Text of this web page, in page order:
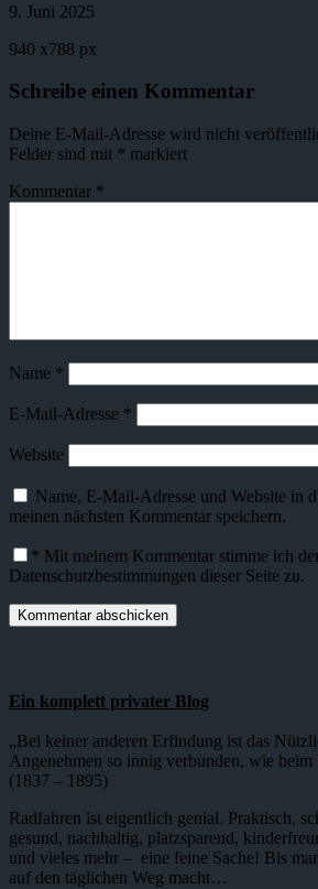
9. Juni 2025
940 x788 px
Schreibe einen Kommentar
Deine E-Mail-Adresse wird nicht
Felder sind mit * markiert
Kommentar *
Name *
E-Mail-Adresse *
Website
Name, E-Mail-Adresse und Website in
meinen nächsten Kommentar speichern.
* Mit meinem Kommentar stimme ich
Datenschutzbestimmungen dieser Seite zu.
Ein komplett privater Blog
„Bei keiner anderen Erfindung ist das
Angenehmen so innig verbunden, wie beim
(1837 – 1895)
Radfahren ist eigentlich genial. Praktisch,
gesund, nachhaltig, platzsparend,
und vieles mehr – eine feine Sache! Bis
auf den täglichen Weg macht…